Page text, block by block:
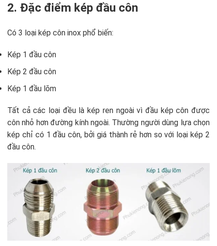
2. Đặc điểm kép đầu côn
Có 3 loại kép côn inox phổ biến:
Kép 1 đầu côn
Kép 2 đầu côn
Kép 1 đầu lõm
Tất cả các loại đều là kép ren ngoài vì đầu kép côn được
côn nhỏ hơn đường kính ngoài. Thường người dùng lựa chọn
kép chỉ có 1 đầu côn, bởi giá thành rẻ hơn so với loại kép 2
đầu côn.